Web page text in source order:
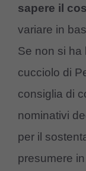
sapere il
variare in
Se non si ha
cucciolo di
consiglia di
nominativi
per il
presumere